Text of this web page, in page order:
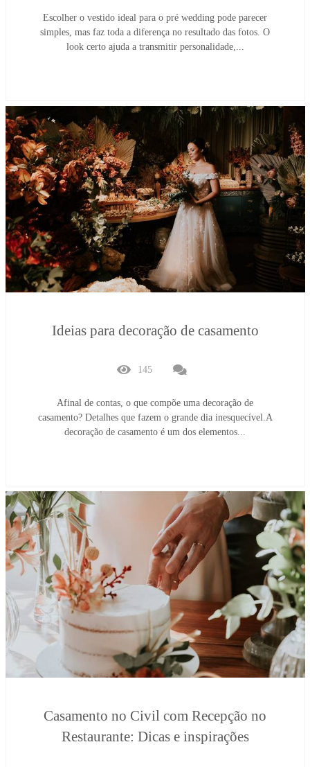
Escolher o vestido ideal para o pré wedding pode parecer
simples, mas faz toda a diferença no resultado das fotos. O
look certo ajuda a transmitir personalidade,...
Ideias para decoração de casamento
145
Afinal de contas, o que compõe uma decoração de
casamento? Detalhes que fazem o grande dia inesquecível.A
decoração de casamento é um dos elementos...
Casamento no Civil com Recepção no
Restaurante: Dicas e inspirações